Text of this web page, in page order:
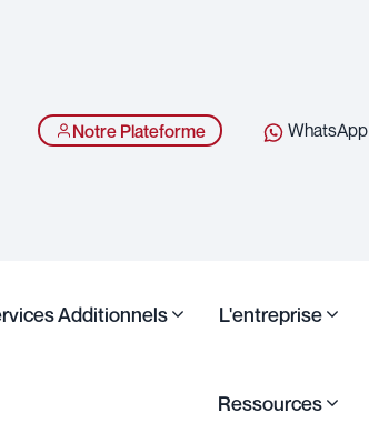
Notre Plateforme WhatsApp
Additionnels L'entreprise
Ressources